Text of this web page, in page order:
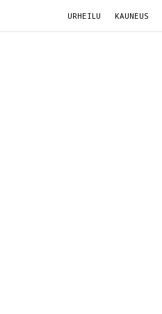
URHEILU KAUNEUS